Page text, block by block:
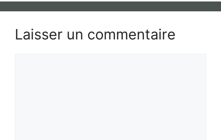
Laisser un commentaire